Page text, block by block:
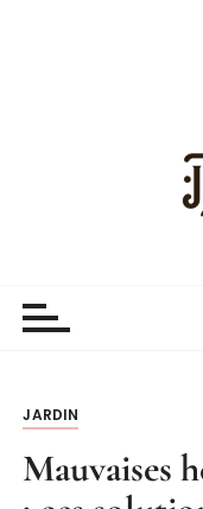
JARDIN
Mauvaises